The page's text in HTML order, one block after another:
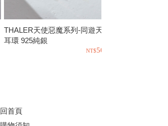
THALER天使惡魔系列-同遊天際
耳環 925純銀
500
回首頁